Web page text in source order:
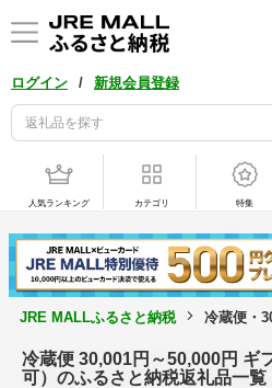
ログイン / 新規会員登録
人気ランキング カテゴリ 特集
JRE MALLふるさと納税 冷蔵便・
冷蔵便 30,001円～50,000円 ギ
可）のふるさと納税返礼品一覧